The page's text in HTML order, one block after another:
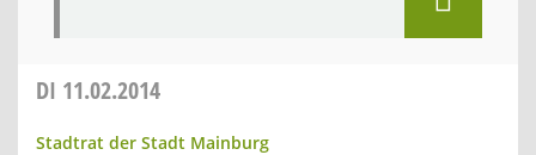
DI 11.02.2014
Stadtrat der Stadt Mainburg